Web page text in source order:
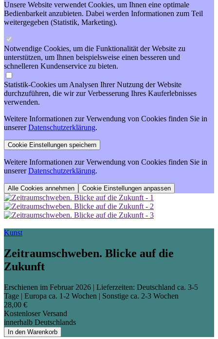
Unsere Website verwendet Cookies, um Ihnen eine optimale
Bedienbarkeit anzubieten. Dabei werden Informationen zum Teil
weitergegeben (Statistik, Marketing).
Notwendige Cookies, um die Funktionalität der Website zu
unterstützen, um Ihnen beispielsweise einen besseren und
schnelleren Kundenservice zu bieten.
Statistik-Cookies um Analysen Ihrer Nutzung der Website
durchzuführen, die wir zur Verbesserung Ihres Kauferlebnisses
verwenden.
Weitere Informationen zur Verwendung von Cookies finden Sie in
unsererDatenschutzerklärung.
Weitere Informationen zur Verwendung von Cookies finden Sie in
unsererDatenschutzerklärung.
Cookie Einstellungen anpassen
Kunst
Zeitraumschweben. Blicke auf die
Zukunft
Erschienen im Februar 2026 | Lieferzeiten: Deutschland ca. 3-5
Tage | Europa ca. 1-2 Wochen | Sonstige ca. 2-3 Wochen
28,00 €
Kostenloser Versand
innerhalb Deutschlands
In den Warenkorb